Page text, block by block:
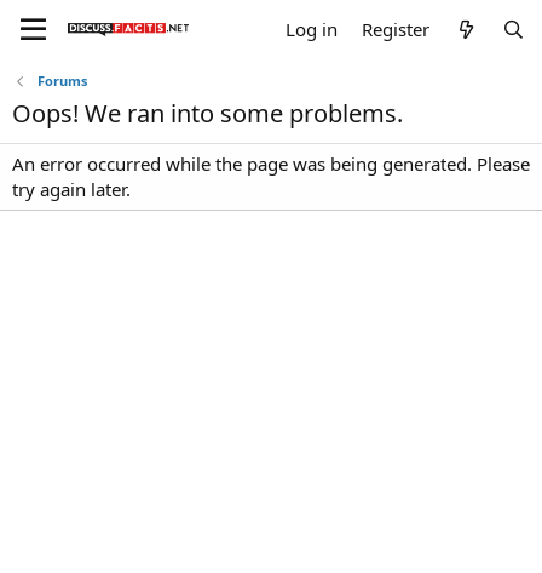
Log in Register
Forums
Oops! We ran into some problems.
An error occurred while the page was being generated. Please
try again later.